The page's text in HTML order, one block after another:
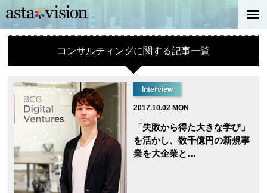
コンサルティングに関する記事一覧
Interview
2017.10.02 MON
「失敗から得た大きな学び」
を活かし、数千億円の新規事
業を大企業と…